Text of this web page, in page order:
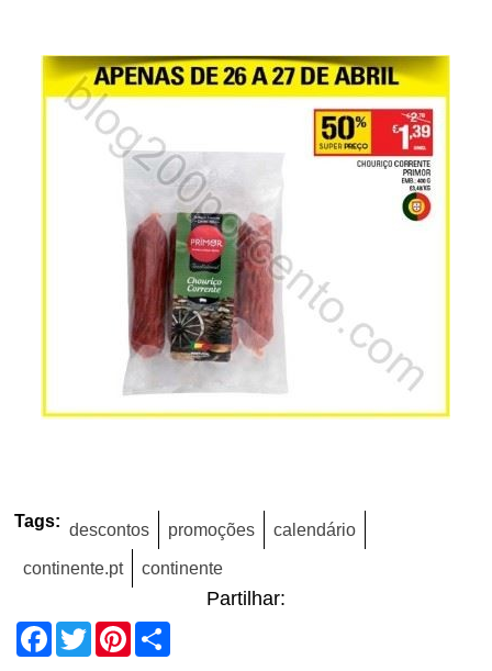
Tags: descontos promoções calendário
continente.pt continente
Partilhar:
Facebook
TwitterPinterest